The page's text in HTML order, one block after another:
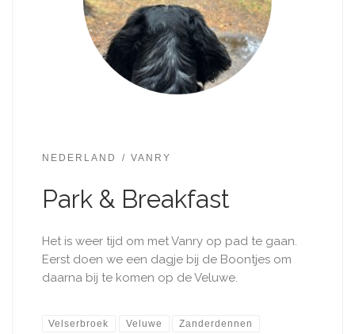
NEDERLAND VANRY
Park & Breakfast
Het is weer tijd om met Vanry op pad te gaan.
Eerst doen we een dagje bij de Boontjes om
daarna bij te komen op de Veluwe.
Velserbroek Veluwe Zanderdennen